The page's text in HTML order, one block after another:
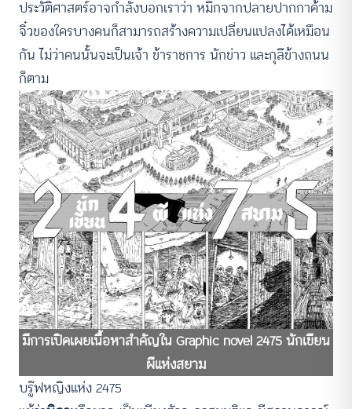
ประวัติศาสตร์อาจกำลังบอกเราว่า หมึกจากปลายปากกาด้าม
จิ๋วของใครบางคนก็สามารถสร้างความเปลี่ยนแปลงได้เหมือน
กัน ไม่ว่าคนนั้นจะเป็นเจ้า ข้าราชการ นักข่าว และกุลีข้างถนน
ก็ตาม
มีการเปิดเผยเนื้อหาสำคัญใน Graphic novel 2475 นักเขียน
ผีแห่งสยาม
บรู๊ฟหญิงแห่ง 2475